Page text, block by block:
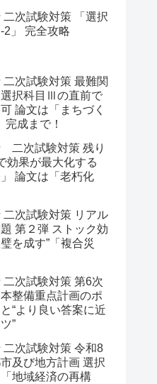
二次試験対策 「選択
」 完全攻略
二次試験対策 最難関
択科目Ⅲの直前で
論文は「まちづく
完成まで！
二次試験対策 残り
効果が最大化する
」 論文は「老朽化
二次試験対策 リアル
第２弾 ストック効
を成す”「複合災
二次試験対策 第6次
整備重点計画のポ
“より良い答案に近
”
二次試験対策 令和8
及び地方計画 選択
地域経済の再構